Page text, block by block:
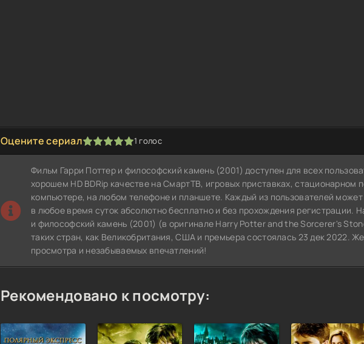
Оцените сериал
1 2 3 4 5 1 голос
Фильм Гарри Поттер и философский камень (2001) доступен для всех
хорошем HD BDRip качестве на СмартТВ, игровых приставках, стационарном
компьютере, на любом телефоне и планшете. Каждый из пользователей может
в любое время суток абсолютно бесплатно и без прохождения регистрации.
и философский камень (2001) (в оригинале Harry Potter and the Sorcerer's
таких стран, как Великобритания, США и премьера состоялась 23 дек 2022.
просмотра и незабываемых впечатлений!
Рекомендовано к посмотру: